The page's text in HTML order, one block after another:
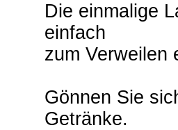
Die einmalige
einfach
zum Verweilen
Gönnen Sie
Getränke.